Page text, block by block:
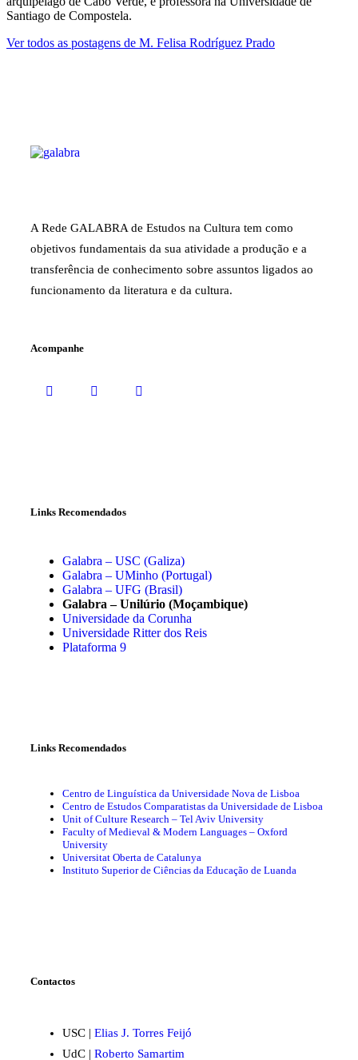
Santiago de Compostela.
Ver todos as postagens de M. Felisa Rodríguez Prado
A Rede GALABRA de Estudos na Cultura tem como
objetivos fundamentais da sua atividade a produção e a
transferência de conhecimento sobre assuntos ligados ao
funcionamento da literatura e da cultura.
Acompanhe
Links Recomendados
Galabra – USC (Galiza)
Galabra – UMinho (Portugal)
Galabra – UFG (Brasil)
Galabra – Unilúrio (Moçambique)
Universidade da Corunha
Universidade Ritter dos Reis
Plataforma 9
Links Recomendados
Centro de Linguística da Universidade Nova de Lisboa
Centro de Estudos Comparatistas da Universidade de Lisboa
Unit of Culture Research – Tel Aviv University
Faculty of Medieval & Modern Languages – Oxford
University
Universitat Oberta de Catalunya
Instituto Superior de Ciências da Educação de Luanda
Contactos
USC | Elias J. Torres Feijó
UdC | Roberto Samartim